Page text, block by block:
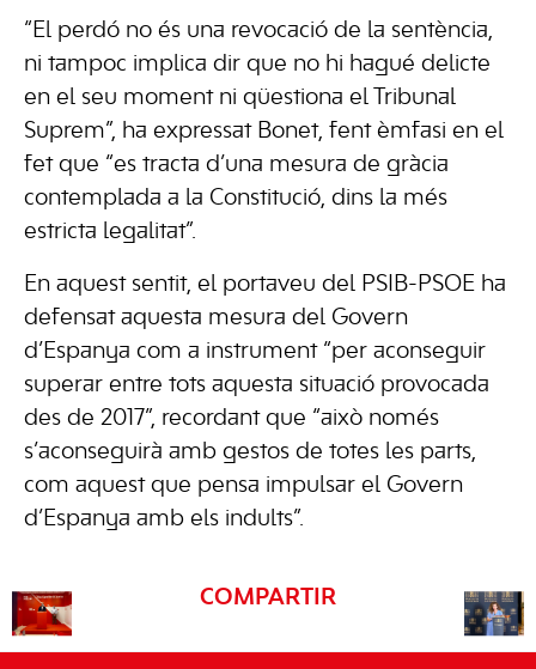
“El perdó no és una revocació de la sentència,
ni tampoc implica dir que no hi hagué delicte
en el seu moment ni qüestiona el Tribunal
Suprem”, ha expressat Bonet, fent èmfasi en el
fet que “es tracta d’una mesura de gràcia
contemplada a la Constitució, dins la més
estricta legalitat”.
En aquest sentit, el portaveu del PSIB-PSOE ha
defensat aquesta mesura del Govern
d’Espanya com a instrument “per aconseguir
superar entre tots aquesta situació provocada
des de 2017”, recordant que “això només
s’aconseguirà amb gestos de totes les parts,
com aquest que pensa impulsar el Govern
d’Espanya amb els indults”.
COMPARTIR